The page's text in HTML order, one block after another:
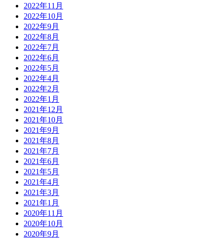
2022年11月
2022年10月
2022年9月
2022年8月
2022年7月
2022年6月
2022年5月
2022年4月
2022年2月
2022年1月
2021年12月
2021年10月
2021年9月
2021年8月
2021年7月
2021年6月
2021年5月
2021年4月
2021年3月
2021年1月
2020年11月
2020年10月
2020年9月